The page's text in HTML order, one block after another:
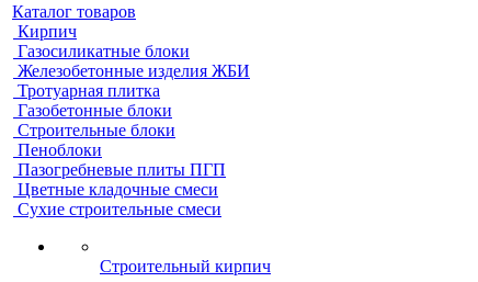
Каталог товаров
Кирпич
Газосиликатные блоки
Железобетонные изделия ЖБИ
Тротуарная плитка
Газобетонные блоки
Строительные блоки
Пеноблоки
Пазогребневые плиты ПГП
Цветные кладочные смеси
Сухие строительные смеси
Строительный кирпич